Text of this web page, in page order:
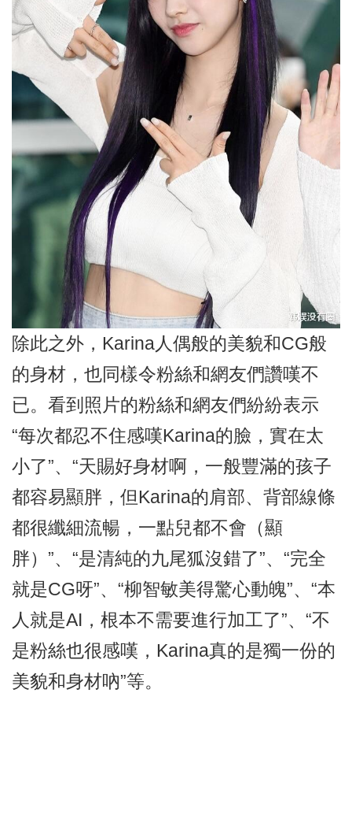
除此之外，Karina人偶般的美貌和CG般
的身材，也同樣令粉絲和網友們讚嘆不
已。看到照片的粉絲和網友們紛紛表示
“每次都忍不住感嘆Karina的臉，實在太
小了”、“天賜好身材啊，一般豐滿的孩子
都容易顯胖，但Karina的肩部、背部線條
都很纖細流暢，一點兒都不會（顯
胖）”、“是清純的九尾狐沒錯了”、“完全
就是CG呀”、“柳智敏美得驚心動魄”、“本
人就是AI，根本不需要進行加工了”、“不
是粉絲也很感嘆，Karina真的是獨一份的
美貌和身材吶”等。